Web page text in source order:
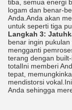
tiba, semua energi
logam dan benar-
Anda.Anda akan
untuk seperti tiga
Langkah 3:
benar ingin
mengganti
terang dengan
totalIni memberi
tepat,
mendistorsi
Anda sehingga